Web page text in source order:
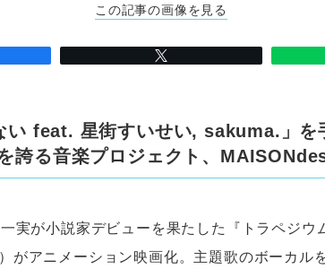
この記事の画像を見る
い feat. 星街すいせい, sakuma.」を
誇る音楽プロジェクト、
実が小説家デビューを果たした『トラペジウ
がアニメーション映画化。主題歌のボーカル